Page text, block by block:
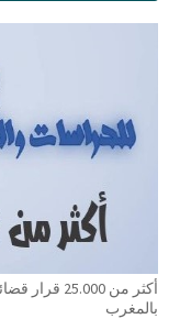
أكثر من
بالمغرب